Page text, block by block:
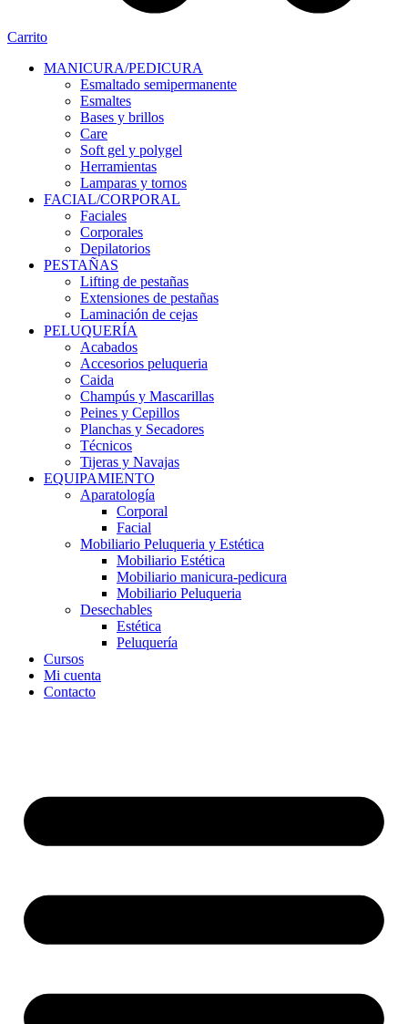
Carrito
MANICURA/PEDICURA
Esmaltado semipermanente
Esmaltes
Bases y brillos
Care
Soft gel y polygel
Herramientas
Lamparas y tornos
FACIAL/CORPORAL
Faciales
Corporales
Depilatorios
PESTAÑAS
Lifting de pestañas
Extensiones de pestañas
Laminación de cejas
PELUQUERÍA
Acabados
Accesorios peluqueria
Caida
Champús y Mascarillas
Peines y Cepillos
Planchas y Secadores
Técnicos
Tijeras y Navajas
EQUIPAMIENTO
Aparatología
Corporal
Facial
Mobiliario Peluqueria y Estética
Mobiliario Estética
Mobiliario manicura-pedicura
Mobiliario Peluqueria
Desechables
Estética
Peluquería
Cursos
Mi cuenta
Contacto